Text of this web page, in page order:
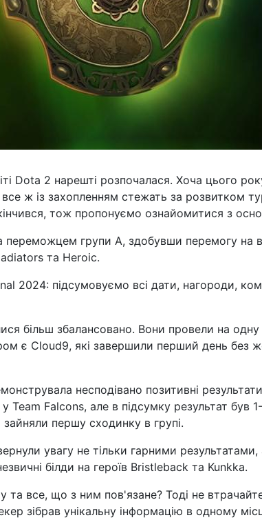
Dota 2 нарешті розпочалася. Хоча цього
все ж із захопленням стежать за розвитком
тож пропонуємо ознайомитися з
переможцем групи A, здобувши перемогу на
та Heroic.
2024: підсумовуємо всі дати, нагороди,
більш збалансовано. Вони провели на
є Cloud9, які завершили перший день без
несподівано позитивні
Team Falcons, але в підсумку результат був
першу сходинку в групі.
увагу не тільки гарними
білди на героїв Bristleback та Kunkka.
та все, що з ним пов'язане? Тоді не
зібрав унікальну інформацію в одному